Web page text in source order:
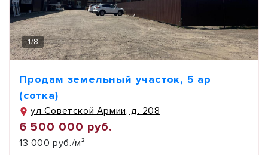
1/8
Продам земельный участок, 5 ар
(сотка)
ул Советской Армии, д. 208
6 500 000 руб.
13 000 руб./м²